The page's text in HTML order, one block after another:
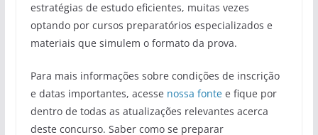
estratégias de estudo eficientes, muitas vezes
optando por cursos preparatórios especializados e
materiais que simulem o formato da prova.
Para mais informações sobre condições de inscrição
e datas importantes, acesse nossa fontee fique por
dentro de todas as atualizações relevantes acerca
deste concurso. Saber como se preparar